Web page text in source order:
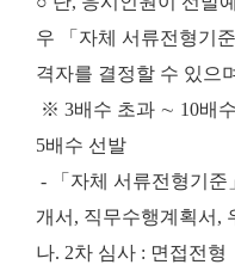
우 「자체 서류전형기
격자를 결정할 수 있으
※ 3배수 초과 ∼ 10배
5배수 선발
- 「자체 서류전형기준
개서, 직무수행계획서,
나. 2차 심사 : 면접전형